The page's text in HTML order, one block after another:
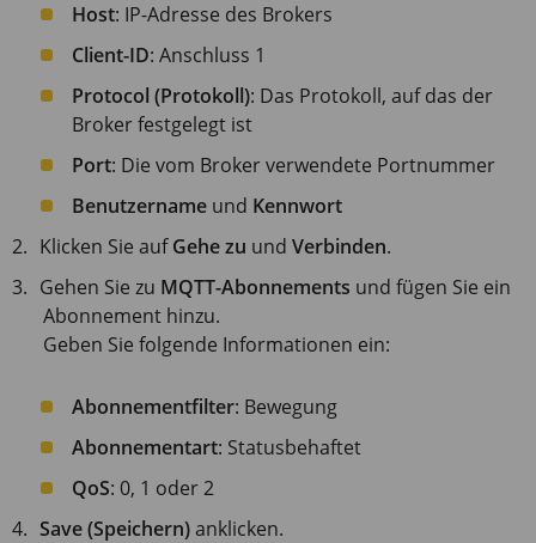
Host: IP-Adresse des Brokers
Client-ID: Anschluss 1
Protocol (Protokoll): Das Protokoll, auf das der
Broker festgelegt ist
Port: Die vom Broker verwendete Portnummer
Benutzername und Kennwort
Klicken Sie aufGehe zu undVerbinden.
Gehen Sie zu MQTT-Abonnements und fügen Sie ein
Abonnement hinzu.
Geben Sie folgende Informationen ein:
Abonnementfilter: Bewegung
Abonnementart: Statusbehaftet
QoS: 0, 1 oder 2
Save (Speichern)anklicken.